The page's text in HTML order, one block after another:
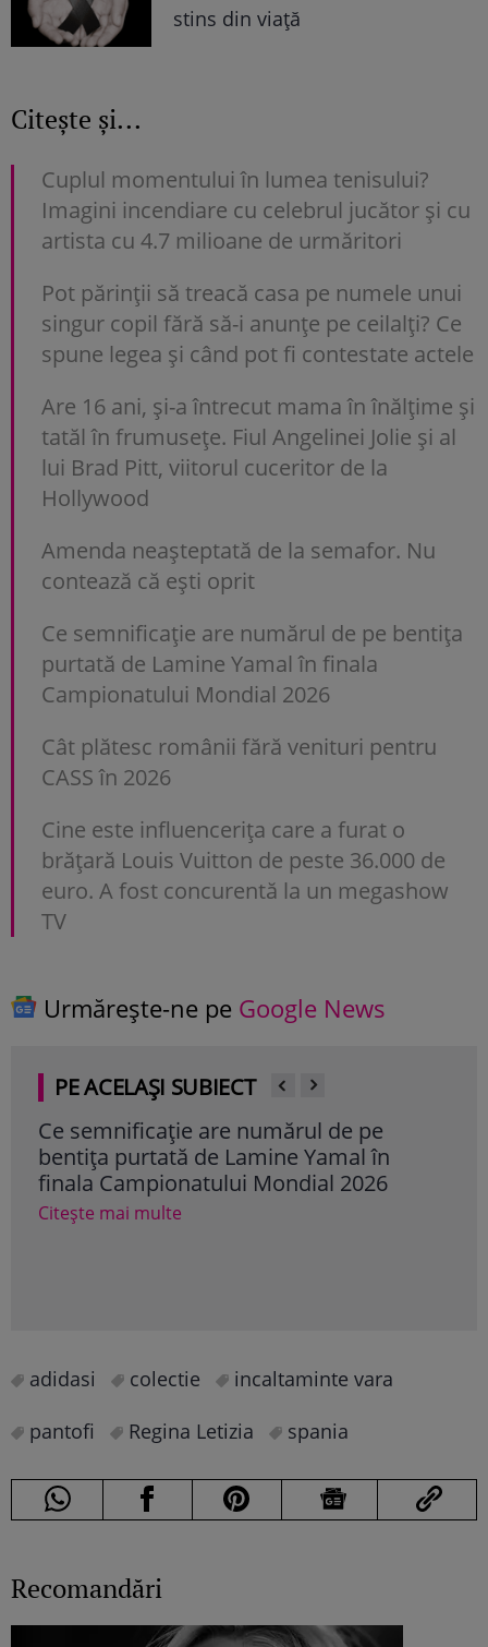
stins din viață
Citește și...
Cuplul momentului în lumea tenisului?
Imagini incendiare cu celebrul jucător și cu
artista cu 4.7 milioane de urmăritori
Pot părinții să treacă casa pe numele unui
singur copil fără să-i anunțe pe ceilalți? Ce
spune legea și când pot fi contestate actele
Are 16 ani, și-a întrecut mama în înălțime și
tatăl în frumusețe. Fiul Angelinei Jolie și al
lui Brad Pitt, viitorul cuceritor de la
Hollywood
Amenda neașteptată de la semafor. Nu
contează că ești oprit
Ce semnificație are numărul de pe bentița
purtată de Lamine Yamal în finala
Campionatului Mondial 2026
Cât plătesc românii fără venituri pentru
CASS în 2026
Cine este influencerița care a furat o
brățară Louis Vuitton de peste 36.000 de
euro. A fost concurentă la un megashow
TV
Urmărește-ne pe Google News
PE ACELAȘI SUBIECT
Ce semnificație are numărul de pe
bentița purtată de Lamine Yamal în
finala Campionatului Mondial 2026
Citește mai multe
adidasi colectie
incaltaminte vara
pantofi
Regina Letizia spania
Recomandări